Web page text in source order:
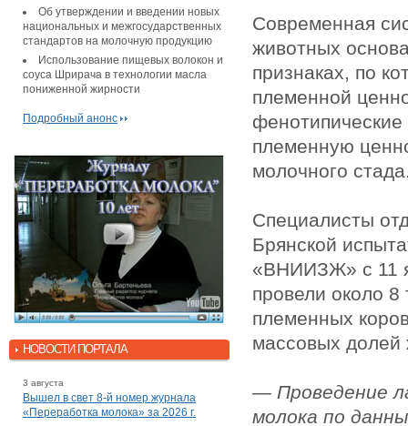
Об утверждении и введении новых
национальных и межгосударственных
стандартов на молочную продукцию
Использование пищевых волокон и
соуса Шрирача в технологии масла
пониженной жирности
Подробный анонс
НОВОСТИ ПОРТАЛА
3 августа
Вышел в свет 8-й номер журнала
«Переработка молока» за 2026 г.
Современная
животных
признаках, по
племенной
племенную
молочного
Специалисты
Брянской
«ВНИИЗЖ» с 11
провели около
племенных
массовых долей
— Проведение
молока по